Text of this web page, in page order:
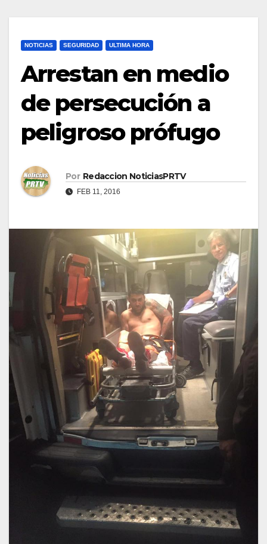
NOTICIAS SEGURIDAD ULTIMA HORA
Arrestan en medio
de persecución a
peligroso prófugo
Por Redaccion NoticiasPRTV
FEB 11, 2016